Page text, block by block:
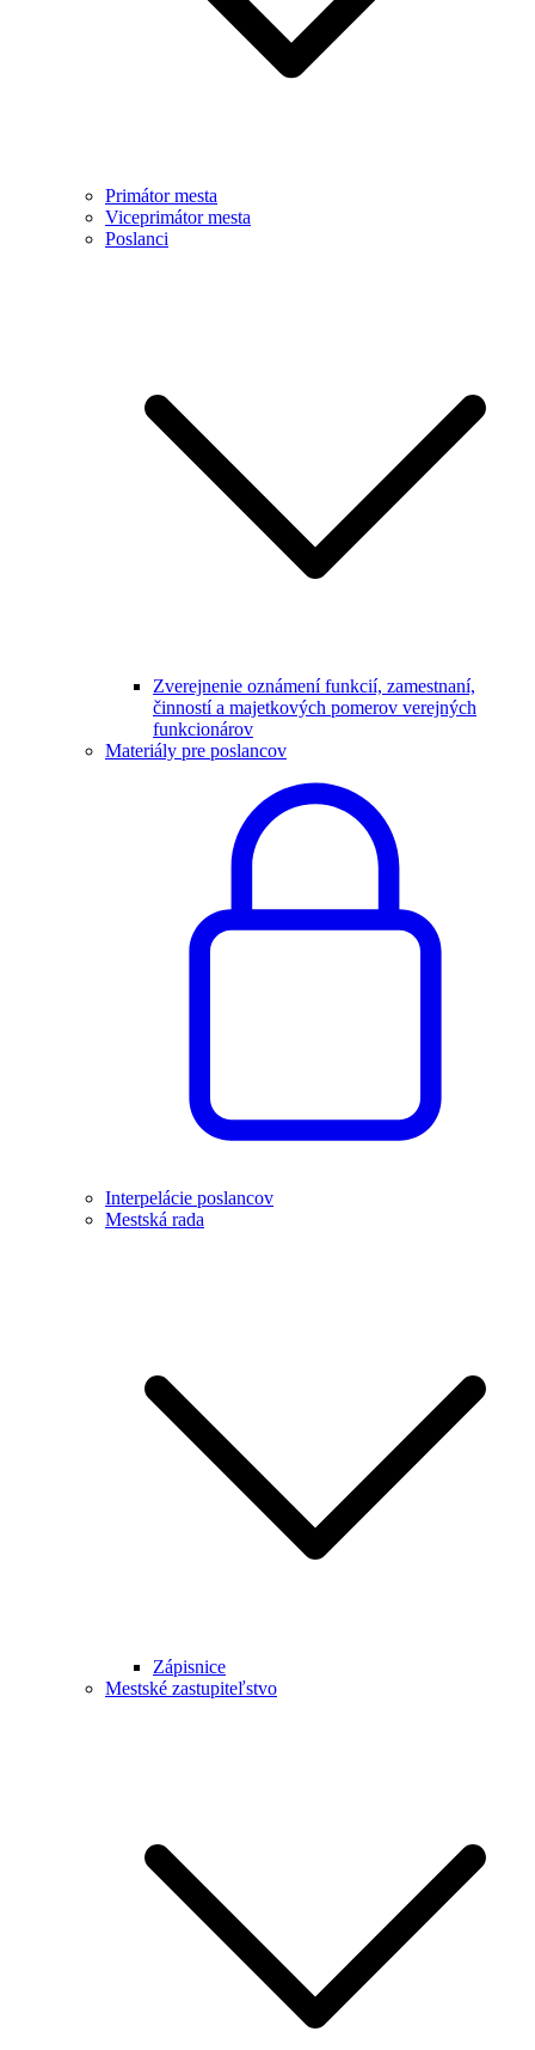
Primátor mesta
Viceprimátor mesta
Poslanci
Zverejnenie oznámení funkcií, zamestnaní,
činností a majetkových pomerov verejných
funkcionárov
Materiály pre poslancov
Interpelácie poslancov
Mestská rada
Zápisnice
Mestské zastupiteľstvo